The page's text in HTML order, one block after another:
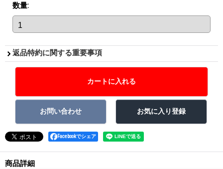
数量:
返品特約に関する重要事項
Facebookでシェア
商品詳細